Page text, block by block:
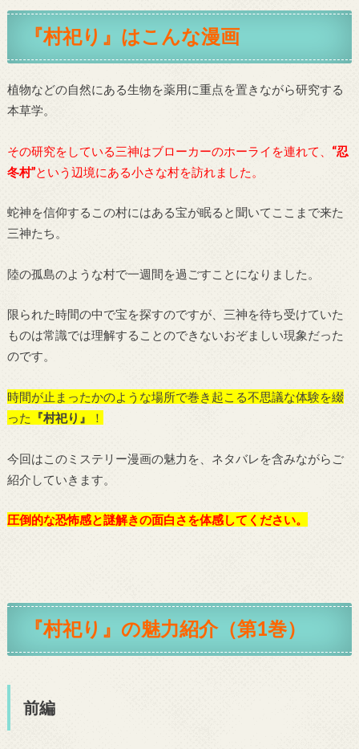
『村祀り』はこんな漫画
植物などの自然にある生物を薬用に重点を置きながら研究する
本草学。
その研究をしている三神はブローカーのホーライを連れて、 “忍
冬村”という辺境にある小さな村を訪れました。
蛇神を信仰するこの村にはある宝が眠ると聞いてここまで来た
三神たち。
陸の孤島のような村で一週間を過ごすことになりました。
限られた時間の中で宝を探すのですが、三神を待ち受けていた
ものは常識では理解することのできないおぞましい現象だった
のです。
時間が止まったかのような場所で巻き起こる不思議な体験を綴
った
『村祀り』 ！
今回はこのミステリー漫画の魅力を、ネタバレを含みながらご
紹介していきます。
圧倒的な恐怖感と謎解きの面白さを体感してください。
『村祀り』の魅力紹介（第1巻）
前編